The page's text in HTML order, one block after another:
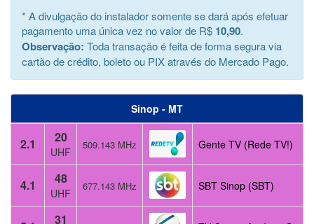
* A divulgação do instalador somente se dará após efetuar
pagamento uma única vez no valor de R$ 10,90.
Observação: Toda transação é feita de forma segura via
cartão de crédito, boleto ou PIX através do Mercado Pago.
Sinop - MT
2.1 20
UHF
509.143 MHz Gente TV (Rede TV!)
4.1 48
UHF
677.143 MHz SBT Sinop (SBT)
31